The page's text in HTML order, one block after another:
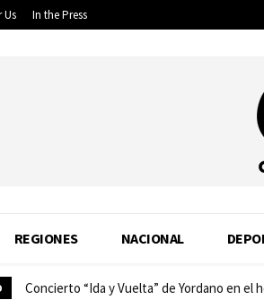
Us In the Press
REGIONES NACIONAL
Concierto “Ida y Vuelta” de Yordano en